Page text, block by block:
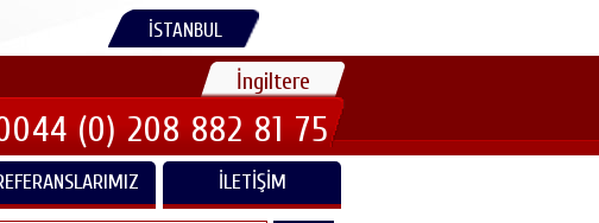
İSTANBUL
İngiltere
(0) 208 882 81 75
İLETIŞIM